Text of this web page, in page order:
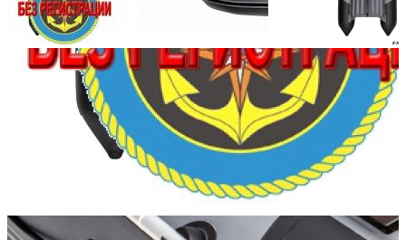
Количество мест:5
Масса комплекта:76
Мощность мотора:9.9
Тактность двигателя: 2
Длина лодки (см):
360
Тип пола:нднд (надувн. низкого давл.)
162 450